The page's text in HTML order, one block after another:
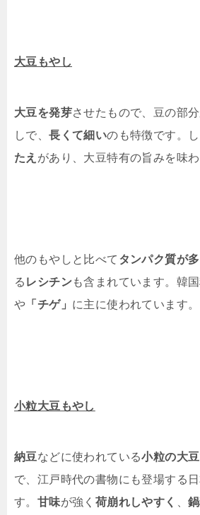
大豆もやし
大豆を発芽させたもので、豆の部
しで、長くて細いのも特徴です。
たえ があり、大豆特有の旨みを味わ
他のもやしと比べて タンパク質が多
る レシチンも含まれています。韓
や 「チゲ」 に主に使われています。
小粒大豆もやし
納豆などに使われている小粒の大豆
で、江戸時代の書物にも登場する
す。 甘味が強く 荷崩れしやすく 、